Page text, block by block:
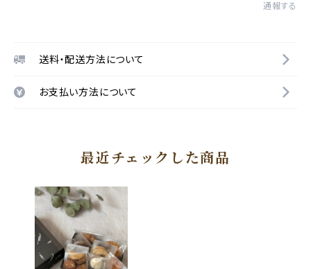
通報する
送料・配送方法について
お支払い方法について
最近チェックした商品